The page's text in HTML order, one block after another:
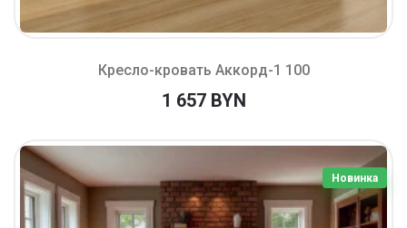
Кресло-кровать Аккорд-1 100
1 657 BYN
Новинка